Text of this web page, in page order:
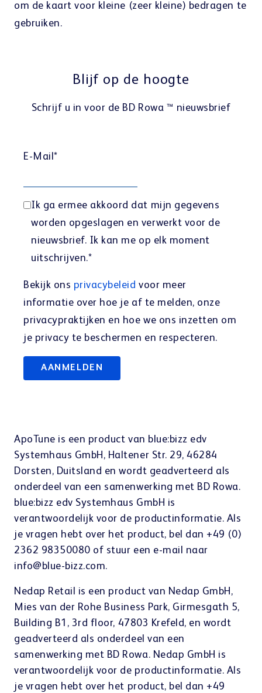
om de kaart voor kleine (zeer kleine) bedragen te
gebruiken.
Blijf op de hoogte
Schrijf u in voor de BD Rowa ™ nieuwsbrief
E-Mail*
Ik ga ermee akkoord dat mijn gegevens
worden opgeslagen en verwerkt voor de
nieuwsbrief. Ik kan me op elk moment
uitschrijven.*
Bekijk ons privacybeleidvoor meer
informatie over hoe je af te melden, onze
privacypraktijken en hoe we ons inzetten om
je privacy te beschermen en respecteren.
ApoTune is een product van blue:bizz edv
Systemhaus GmbH, Haltener Str. 29, 46284
Dorsten, Duitsland en wordt geadverteerd als
onderdeel van een samenwerking met BD Rowa.
blue:bizz edv Systemhaus GmbH is
verantwoordelijk voor de productinformatie. Als
je vragen hebt over het product, bel dan +49 (0)
2362 98350080 of stuur een e-mail naar
info@blue-bizz.com.
Nedap Retail is een product van Nedap GmbH,
Mies van der Rohe Business Park, Girmesgath 5,
Building B1, 3rd floor, 47803 Krefeld, en wordt
geadverteerd als onderdeel van een
samenwerking met BD Rowa. Nedap GmbH is
verantwoordelijk voor de productinformatie. Als
je vragen hebt over het product, bel dan +49